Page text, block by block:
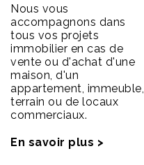
Nous vous
accompagnons dans
tous vos projets
immobilier en cas de
vente ou d'achat d'une
maison, d'un
appartement, immeuble,
terrain ou de locaux
commerciaux.
En savoir plus >